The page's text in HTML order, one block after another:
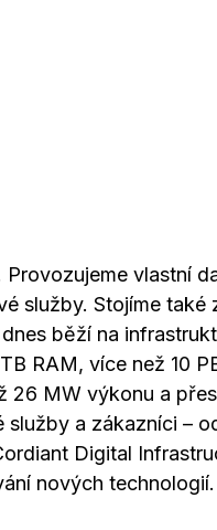
vlastní
služby. Stojíme také
běží na
RAM, více než 10
26 MW výkonu a přes
a zákazníci –
Digital
nových technologií.